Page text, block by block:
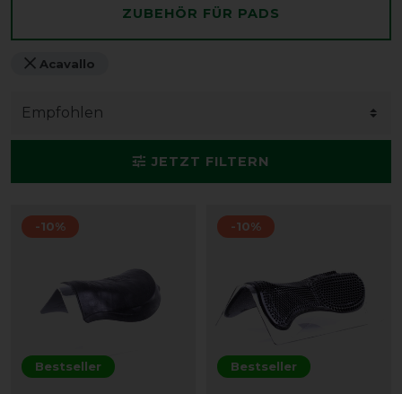
ZUBEHÖR FÜR PADS
Acavallo
JETZT FILTERN
Bestseller
-10%
Bestseller
-10%